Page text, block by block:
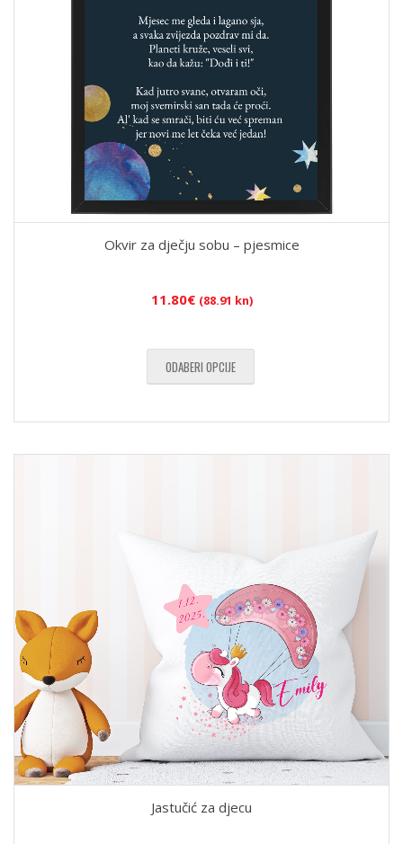
Okvir za dječju sobu – pjesmice
11.80€ (88.91 kn)
ODABERI OPCIJE
Jastučić za djecu